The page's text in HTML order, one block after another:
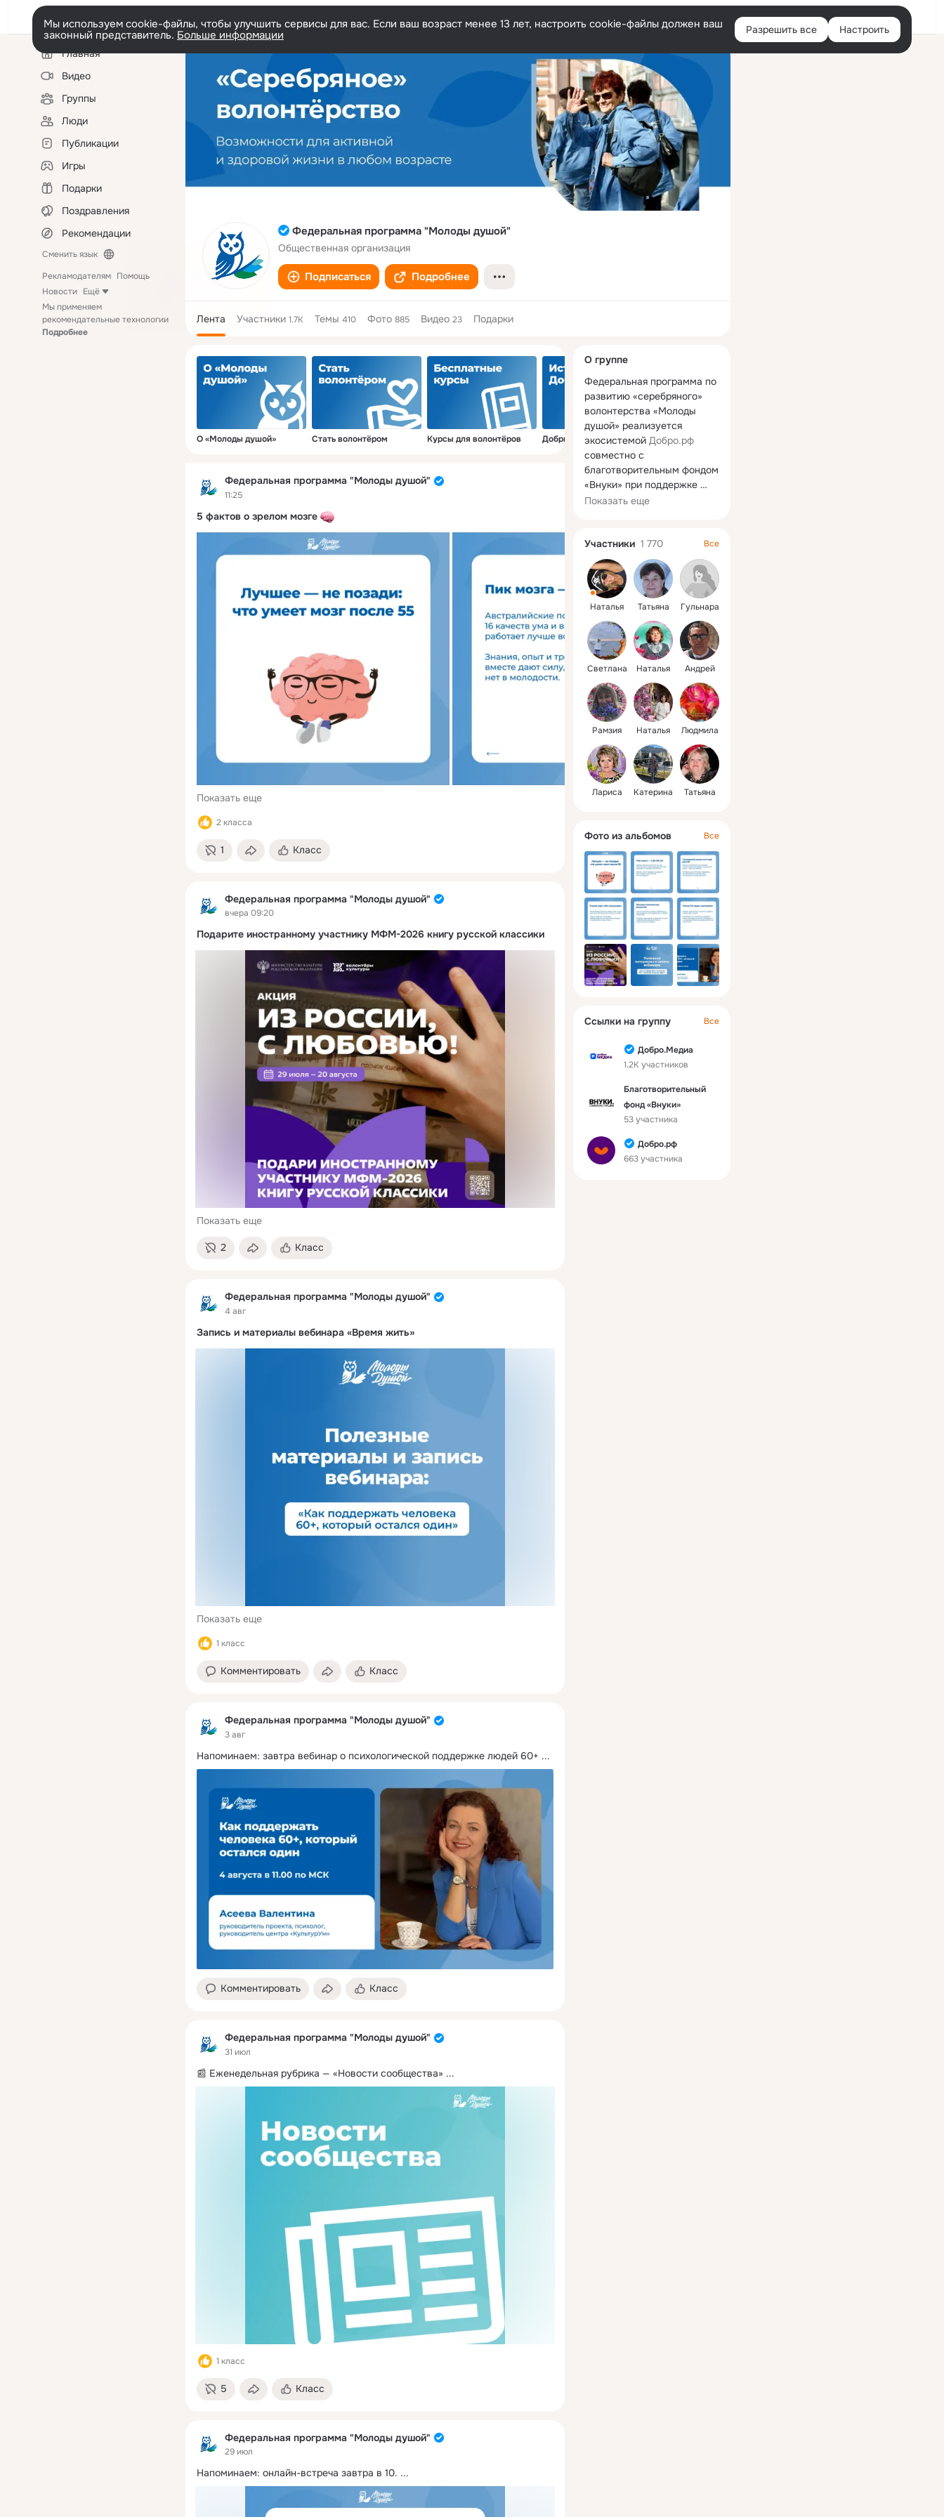
Войти
Мы используем cookie-файлы, чтобы улучшить сервисы для вас. Если ваш возраст менее 13 лет, настроить cookie-файлы должен ваш
законный представитель. Больше информации Разрешить все Настроить
Левая
колонкаГлавная
Видео
Группы
Люди
Публикации
Игры
Подарки
Поздравления
Рекомендации
Сменить язык
Рекламодателям Помощь
Новости Ещё
Мы применяем
рекомендательные технологии
Подробнее
Федеральная программа "Молоды душой"
Общественная организация
Подписаться Подробнее
Лента Участники 1.7K Темы 410 Фото 885 Видео 23 Подарки
О «Молоды душой» Стать волонтёром Курсы для волонтёров Добрые истории О Добро.Центрах
Федеральная программа "Молоды душой"
11:25
5 фактов о зрелом мозге
Показать еще
2 класса
1 Класс
Федеральная программа "Молоды душой"
вчера 09:20
Подарите иностранному участнику МФМ-2026 книгу русской классики
Показать еще
2 Класс
Федеральная программа "Молоды душой"
4 авг
Запись и материалы вебинара «Время жить»
Показать еще
1 класс
Комментировать Класс
Федеральная программа "Молоды душой"
3 авг
Напоминаем: завтра вебинар о психологической поддержке людей 60+ ...
Комментировать Класс
Федеральная программа "Молоды душой"
31 июл
📰 Еженедельная рубрика — «Новости сообщества» ...
1 класс
5 Класс
Федеральная программа "Молоды душой"
29 июл
Напоминаем: онлайн-встреча завтра в 10. ...
колонка
О группе
Федеральная программа по
развитию «серебряного»
волонтерства «Молоды
душой» реализуется
экосистемой Добро.рф
совместно с
благотворительным фондом
«Внуки» при поддержке
благотворительного фонда
Миссия программы:
разрушение стереотипов о
старшем возрасте,
изменение отношения к
старшему поколению,
жизненного опыта и
мудрости пожилых людей.
Показать еще
Участники 1 770 Все
Наталья Татьяна Гульнара
Светлана Наталья Андрей
Рамзия Наталья Людмила
Лариса Катерина Татьяна
Фото из альбомов Все
Ссылки на группу Все
Добро.Медиа
1.2K участников
Благотворительный
фонд «Внуки»
53 участника
Добро.рф
663 участника